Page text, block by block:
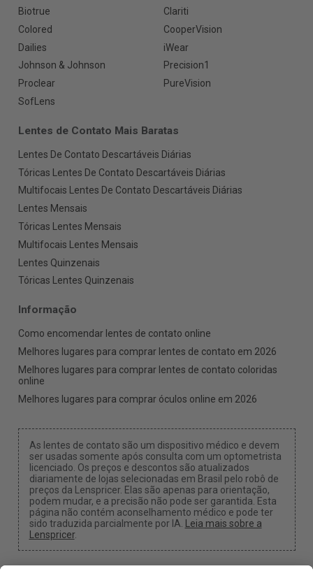
Biotrue
Clariti
Colored
CooperVision
Dailies
iWear
Johnson & Johnson
Precision1
Proclear
PureVision
SofLens
Lentes de Contato Mais Baratas
Lentes De Contato Descartáveis Diárias
Tóricas Lentes De Contato Descartáveis Diárias
Multifocais Lentes De Contato Descartáveis Diárias
Lentes Mensais
Tóricas Lentes Mensais
Multifocais Lentes Mensais
Lentes Quinzenais
Tóricas Lentes Quinzenais
Informação
Como encomendar lentes de contato online
Melhores lugares para comprar lentes de contato em 2026
Melhores lugares para comprar lentes de contato coloridas
online
Melhores lugares para comprar óculos online em 2026
As lentes de contato são um dispositivo médico e devem
ser usadas somente após consulta com um optometrista
licenciado. Os preços e descontos são atualizados
diariamente de lojas selecionadas em Brasil pelo robô de
preços da Lenspricer. Elas são apenas para orientação,
podem mudar, e a precisão não pode ser garantida. Esta
página não contém aconselhamento médico e pode ter
sido traduzida parcialmente por IA. Leia mais sobre a
Lenspricer.